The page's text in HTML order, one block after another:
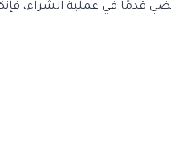
قدمًا في عملية الشراء،